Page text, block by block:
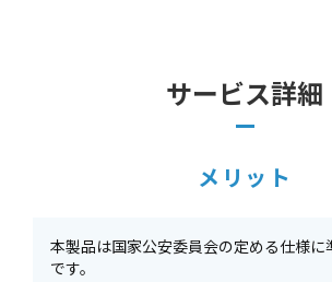
サービス詳細
メリット
本製品は国家公安委員会の定める仕様に
です。